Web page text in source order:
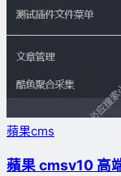
蘋果cms
蘋果 cmsv10 高